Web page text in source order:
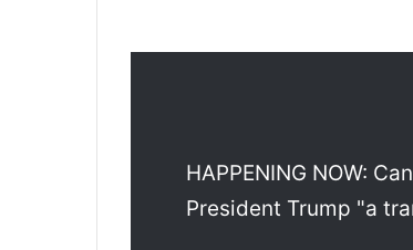
HAPPENING NOW:
President Trump "a